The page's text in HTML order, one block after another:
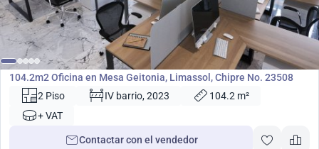
€589 000
Oficina
104.2m2 Oficina en Mesa Geitonia, Limassol, Chipre No. 23508
2 Piso
IV barrio, 2023
104.2 m²
+ VAT
Contactar con el vendedor